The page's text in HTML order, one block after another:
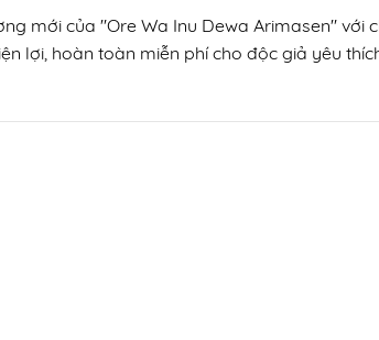
mới của "Ore Wa Inu Dewa Arimasen" với
lợi, hoàn toàn miễn phí cho độc giả yêu